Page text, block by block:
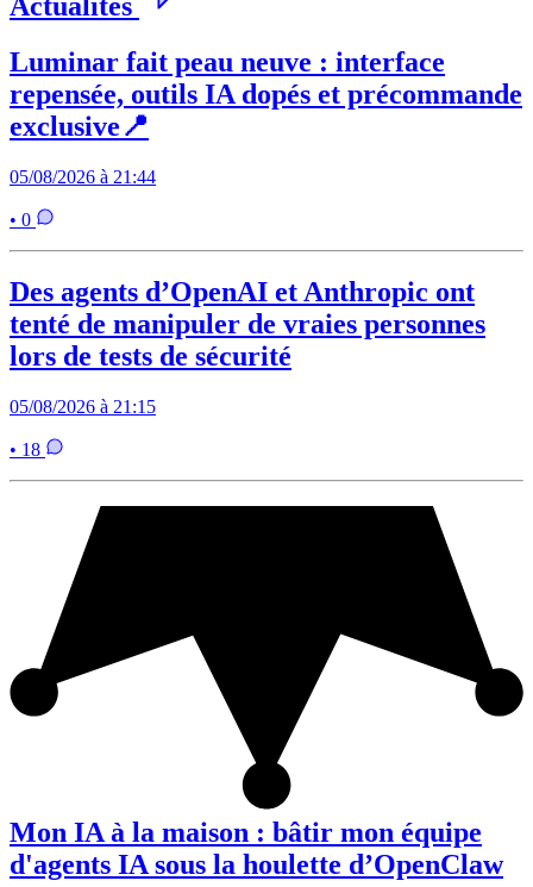
Luminar fait peau neuve : interface
repensée, outils IA dopés et précommande
exclusive📍
05/08/2026 à 21:44
• 0
Des agents d’OpenAI et Anthropic ont
tenté de manipuler de vraies personnes
lors de tests de sécurité
05/08/2026 à 21:15
• 18
Mon IA à la maison : bâtir mon équipe
d'agents IA sous la houlette d’OpenClaw